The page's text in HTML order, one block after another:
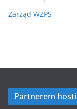
Zarząd WZPS
Partnerem